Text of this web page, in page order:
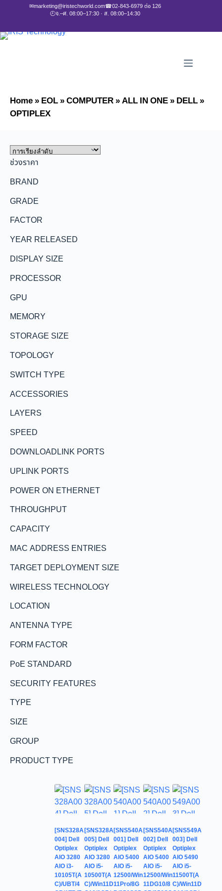
✉marketing@iristechworld.com☎02-843-6979 ต่อ 126
🕘จ.–ศ. 08:00–17:30 · ส. 08:00–14:30
Home»EOL»COMPUTER»ALL IN ONE»DELL»
OPTIPLEX
ช่วงราคา
BRAND
GRADE
FACTOR
YEAR RELEASED
DISPLAY SIZE
PROCESSOR
GPU
MEMORY
STORAGE SIZE
TOPOLOGY
SWITCH TYPE
ACCESSORIES
LAYERS
SPEED
DOWNLOADLINK PORTS
UPLINK PORTS
POWER ON ETHERNET
THROUGHPUT
CAPACITY
MAC ADDRESS ENTRIES
TARGET DEPLOYMENT SIZE
WIRELESS TECHNOLOGY
LOCATION
ANTENNA TYPE
FORM FACTOR
PoE STANDARD
SECURITY FEATURES
TYPE
SIZE
GROUP
PRODUCT TYPE
[SNS328A
004] Dell
Optiplex
AIO 3280
AIO i3-
10105T(A
C)/UBT/4
[SNS328A
005] Dell
Optiplex
AIO 3280
AIO i5-
10500T(A
C)/Win11D
[SNS540A
001] Dell
Optiplex
AIO 5400
AIO i5-
12500/Win
11Pro/8G
[SNS540A
002] Dell
Optiplex
AIO 5400
AIO i5-
12500/Win
11DG10/8
[SNS549A
003] Dell
Optiplex
AIO 5490
AIO i5-
11500T(A
C)/Win11D